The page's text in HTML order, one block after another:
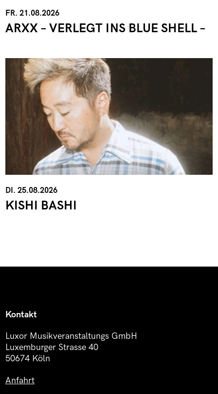
FR. 21.08.2026
ARXX – VERLEGT INS BLUE SHELL –
DI. 25.08.2026
KISHI BASHI
Kontakt
Luxor Musikveranstaltungs GmbH
Luxemburger Strasse 40
50674 Köln
Anfahrt